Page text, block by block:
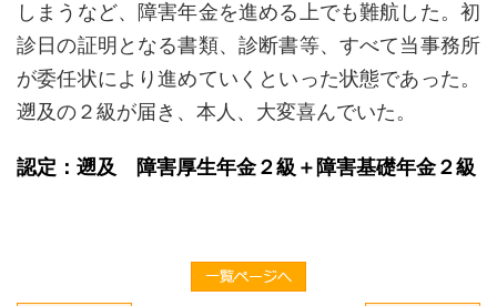
しまうなど、障害年金を進める上でも難航した。初
診日の証明となる書類、診断書等、すべて当事務所
が委任状により進めていくといった状態であった。
遡及の２級が届き、本人、大変喜んでいた。
認定：遡及 障害厚生年金２級＋障害基礎年金２級